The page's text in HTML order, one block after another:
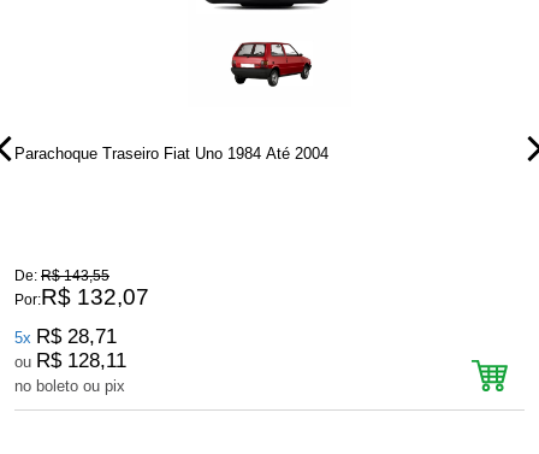
Parachoque Traseiro Fiat Uno 1984 Até 2004
De: R$ 143,55
Por:R$ 132,07
5x R$ 28,71
ou R$ 128,11
no boleto ou pix